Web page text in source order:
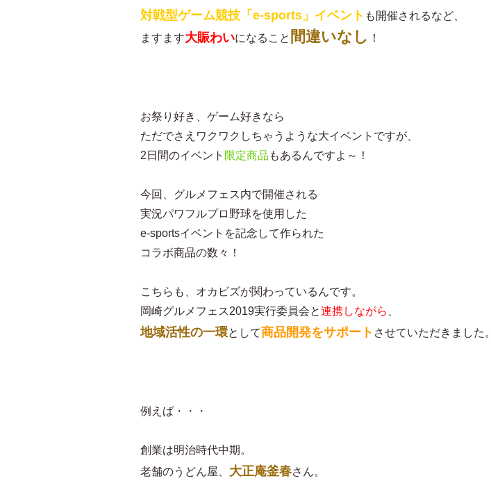
対戦型ゲーム競技「e-sports」イベント も開催されるなど、
ますます大賑わいになること 間違いなし ！
お祭り好き、ゲーム好きなら
ただでさえワクワクしちゃうような大イベントですが、
2日間のイベント 限定商品 もあるんですよ～！
今回、グルメフェス内で開催される
実況パワフルプロ野球を使用した
e-sportsイベントを記念して作られた
コラボ商品の数々！
こちらも、オカビズが関わっているんです。
岡崎グルメフェス2019実行委員会と連携しながら
地域活性の一環として商品開発をサポート させていただきました。
例えば・・・
創業は明治時代中期。
老舗のうどん屋、 大正庵釜春さん。